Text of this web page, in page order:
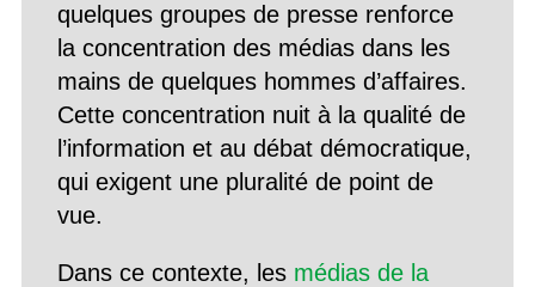
quelques groupes de presse renforce
la concentration des médias dans les
mains de quelques hommes d’affaires.
Cette concentration nuit à la qualité de
l’information et au débat démocratique,
qui exigent une pluralité de point de
vue.
Dans ce contexte, les médias de la